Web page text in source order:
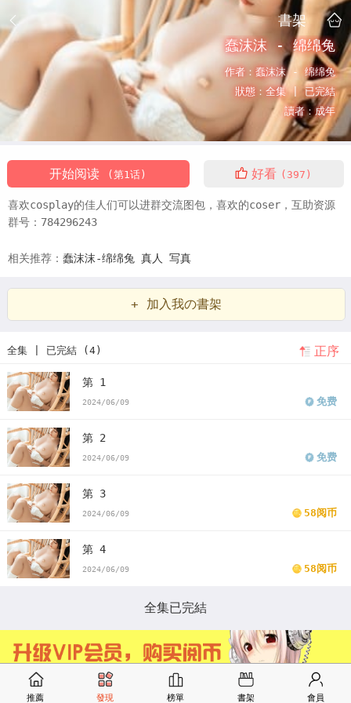
書架
蠢沫沫 - 绵绵兔
作者： 蠢沫沫 - 绵绵兔
狀態： 全集 |已完結
讀者： 成年
开始阅读 (第1话) 好看 (397)
喜欢cosplay的佳人们可以进群交流图包，喜欢的coser，互助资源
群号：784296243
相关推荐： 蠢沫沫-绵绵兔 真人 写真
+ 加入我の書架
全集 | 已完結 (4) 正序
第 1
2024/06/09 免费
第 2
2024/06/09 免费
第 3
2024/06/09 58阅币
第 4
2024/06/09 58阅币
全集已完結
推薦 發現 榜單 書架 會員